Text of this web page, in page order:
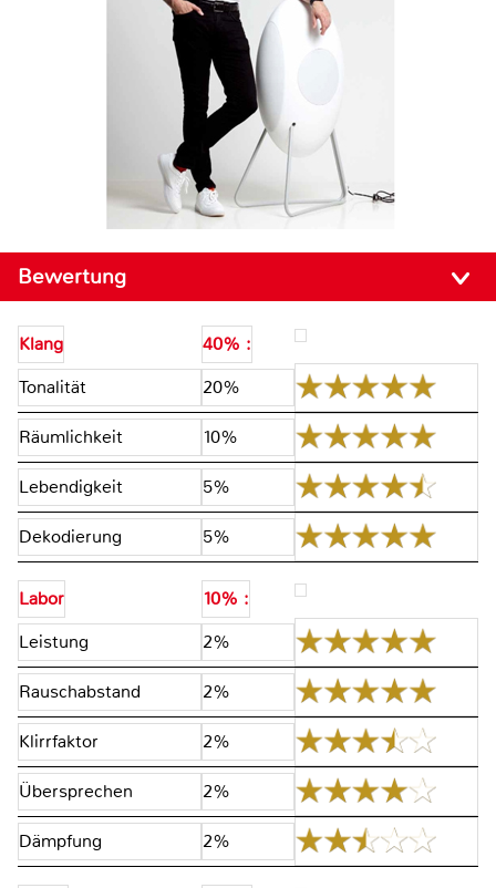
Bewertung
Klang
40% :
Tonalität
20%
Räumlichkeit 10%
Lebendigkeit 5%
Dekodierung 5%
Labor
10% :
Leistung
2%
Rauschabstand 2%
Klirrfaktor 2%
Übersprechen 2%
Dämpfung 2%